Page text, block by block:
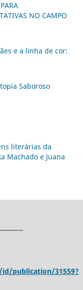
NO CAMPO
e a linha de cor:
Saboroso
literárias da
Machado e Juana
publication/31559?